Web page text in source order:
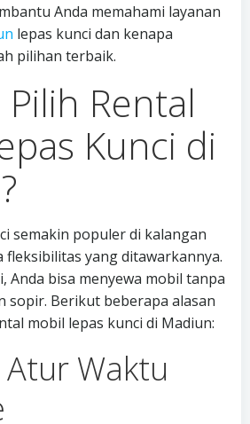
Anda memahami layanan
lepas kunci dan kenapa
pilihan terbaik.
Rental
Kunci di
semakin populer di kalangan
fleksibilitas yang ditawarkannya.
Anda bisa menyewa mobil tanpa
sopir. Berikut beberapa alasan
mobil lepas kunci di Madiun:
Waktu